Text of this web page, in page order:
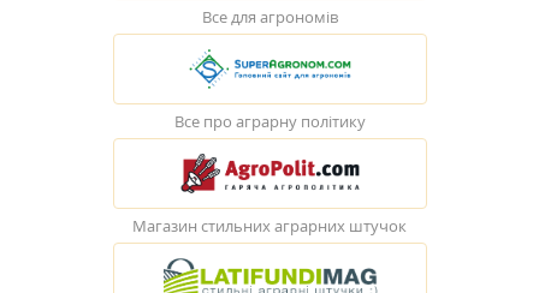
Все для агрономів
Все про аграрну політику
Магазин стильних аграрних штучок